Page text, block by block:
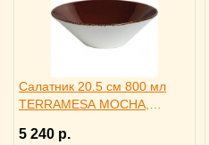
Салатник 20.5 см 800 мл
TERRAMESA MOCHA,
5 240 р.